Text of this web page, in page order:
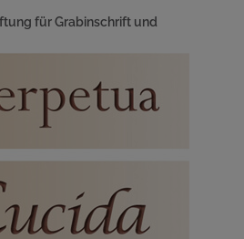
für Grabinschrift und